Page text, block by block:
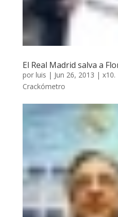
El Real Madrid salva a
por luis | Jun 26, 2013 | x10.
Crackómetro